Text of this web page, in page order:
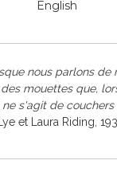
English
nous parlons de
mouettes que,
s'agit de couchers
et Laura Riding,